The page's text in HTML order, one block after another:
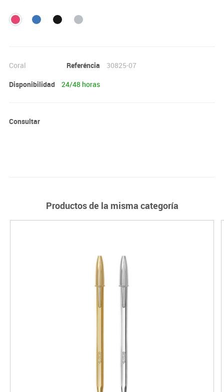
Coral Referéncia
30825-07
Disponibilidad
24/48 horas
Consultar
Productos de la misma categoría